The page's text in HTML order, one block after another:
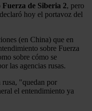
de Siberia 2, pero
hoy el portavoz del
(en China) que en
sobre Fuerza
sobre cómo se
las agencias rusas.
rusa, "quedan por
el entendimiento ya